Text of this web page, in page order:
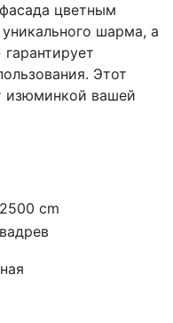
цветным
шарма, а
Этот
изюминкой вашей
cm